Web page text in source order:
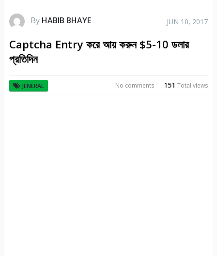
By HABIB BHAYE JUN 10, 2017
Captcha Entry করে আয় করুন $5-10 ডলার
প্রতিদিন
JENERAL 151Total views
No comments